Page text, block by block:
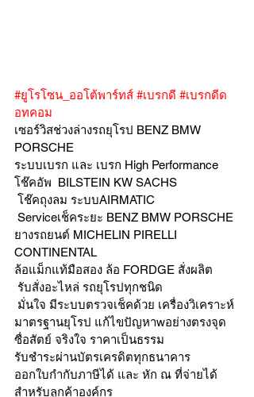
#ยูโรโซน_ออโต้พาร์ทส์ #เบรกดี #เบรกดีด
อทคอม
เซอร์วิสช่วงล่างรถยุโรป BENZ BMW
PORSCHE
ระบบเบรก และ เบรก High Performance
โช๊คอัพ  BILSTEIN KW SACHS
โช๊คถุงลม ระบบAIRMATIC
Serviceเช็คระยะ BENZ BMW PORSCHE
ยางรถยนต์ MICHELIN PIRELLI
CONTINENTAL
ล้อแม็กแท้มือสอง ล้อ FORDGE สั่งผลิต
รับสั่งอะไหล่ รถยุโรปทุกชนิด
มาตรฐานยุโรป แก้ไขปัญหาwอย่างตรงจุด
ซื่อสัตย์ จริงใจ ราคาเป็นธรรม
รับชำระผ่านบัตรเครดิตทุกธนาคาร
ออกใบกำกับภาษีได้ และ หัก ณ ที่จ่ายได้
สำหรับลูกค้าองค์กร